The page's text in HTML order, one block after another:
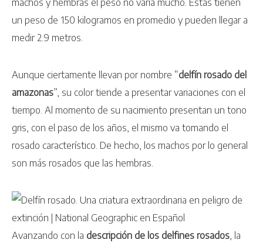
un peso de 150 kilogramos en promedio y pueden llegar a
medir 2.9 metros.
Aunque ciertamente llevan por nombre “delfín rosado del
amazonas”, su color tiende a presentar variaciones con el
tiempo. Al momento de su nacimiento presentan un tono
gris, con el paso de los años, el mismo va tomando el
rosado característico. De hecho, los machos por lo general
son más rosados que las hembras.
Avanzando con la descripción de los delfines rosados , la